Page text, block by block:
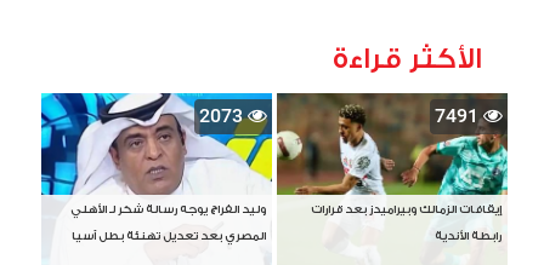
الأكثر قراءة
7491
إيقافات الزمالك وبيراميدز بعد قرارات
رابطة الأندية
2073
وليد الفراج يوجه رسالة شكر لـ الأهلي
المصري بعد تعديل تهنئة بطل آسيا